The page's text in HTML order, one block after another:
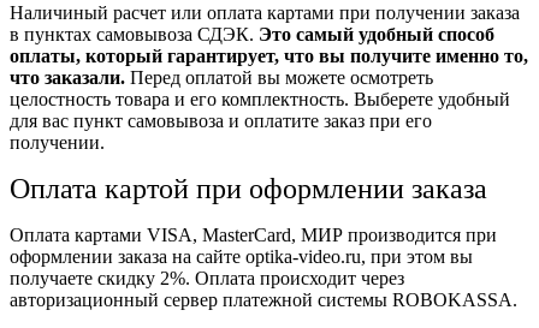
Наличиный расчет или оплата картами при получении заказа
в пунктах самовывоза СДЭК. Это самый удобный способ
оплаты, который гарантирует, что вы получите именно то,
что заказали. Перед оплатой вы можете осмотреть
целостность товара и его комплектность. Выберете удобный
для вас пункт самовывоза и оплатите заказ при его
получении.
Оплата картой при оформлении заказа
Оплата картами VISA, MasterCard, МИР производится при
оформлении заказа на сайте optika-video.ru, при этом вы
получаете скидку 2%. Оплата происходит через
авторизационный сервер платежной системы ROBOKASSA.